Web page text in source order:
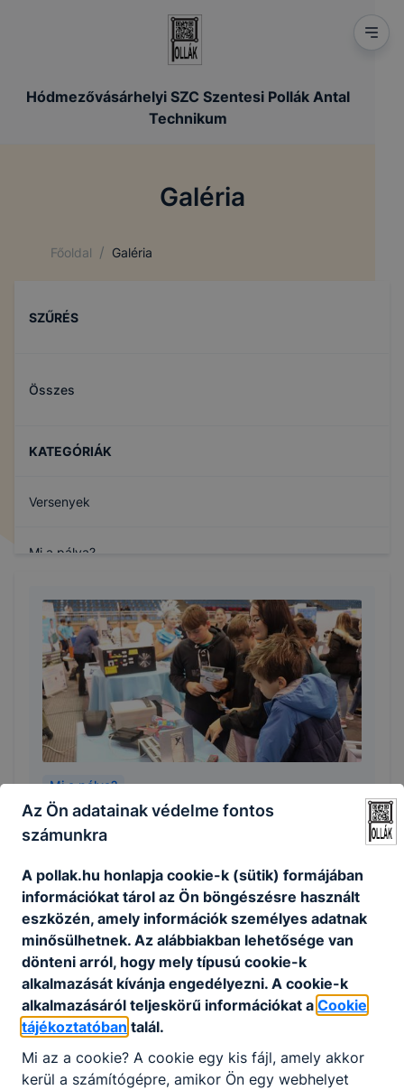
Hódmezővásárhelyi SZC Szentesi Pollák Antal
Technikum
Galéria
Főoldal / Galéria
SZŰRÉS
Összes
KATEGÓRIÁK
Versenyek
Mi a pálya?
Gólyaavató
Mi a pálya?
2021
1970. január 1.
Gólyaavató
Az Ön adatainak védelme fontos
számunkra
A pollak.hu honlapja cookie-k (sütik) formájában
információkat tárol az Ön böngészésre használt
eszközén, amely információk személyes adatnak
minősülhetnek. Az alábbiakban lehetősége van
dönteni arról, hogy mely típusú cookie-k
alkalmazását kívánja engedélyezni. A cookie-k
alkalmazásáról teljeskörű információkat a Cookie
tájékoztatóban talál.
Mi az a cookie? A cookie egy kis fájl, amely akkor
kerül a számítógépre, amikor Ön egy webhelyet